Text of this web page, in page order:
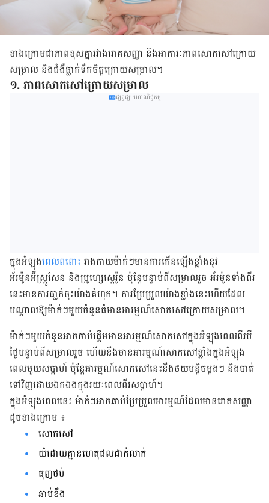
ខាងក្រោមជាភាពខុសគ្នារវាងរោគសញ្ញា និងអាការៈភាពសោកសៅក្រោយ
សម្រាល និងជំងឺធ្លាក់ទឹកចិត្តក្រោយសម្រាល។
១. ភាពសោកសៅក្រោយសម្រាល
ផ្សព្វផ្សាយពាណិជ្ជកម្ម
ក្នុងអំឡុងពេលពពោះ រាងកាយម៉ាក់ៗមានការកើនឡើងខ្លាំងនូវ
អ័រម៉ូនអ៊ឹស្ត្រូសែន និងប្រូហ្សេស្តេរ៉ូន ប៉ុន្តែបន្ទាប់ពីសម្រាលរួច អ័រម៉ូនទាំងពីរ
នេះមានការធា្លក់ចុះយ៉ាងគំហុក។ ការប្រែប្រួលយ៉ាងខ្លាំងនេះហើយដែល
បណ្តាលឱ្យម៉ាក់ៗមួយចំនួនធំមានអារម្មណ៍សោកសៅក្រោយសម្រាល។
ម៉ាក់ៗមួយចំនួនអាចចាប់ផ្តើមមានអារម្មណ៍សោកសៅក្នុងអំឡុងពេលពីរបី
ថ្ងៃបន្ទាប់ពីសម្រាលរួច ហើយនឹងមានអារម្មណ៍សោកសៅខ្លាំងក្នុងអំឡុង
ពេលមួយសប្តាហ៍ ប៉ុន្តែ​អារម្មណ៍សោកសៅ​នេះនឹងថយបន្តិចម្តងៗ និងបាត់
ទៅវិញដោយឯកឯងក្នុងរយៈពេលពីរសប្តាហ៍។
ក្នុងអំឡុងពេលនេះ ម៉ាក់ៗអាចឆាប់ប្រែប្រួលអារម្មណ៍ដែលមានរោគសញ្ញា​
ដូចខាងក្រោម​ ​៖
សោកសៅ
យំដោយគ្មានហេតុផលជាក់លាក់
ធុញថប់
ឆាប់ខឹង